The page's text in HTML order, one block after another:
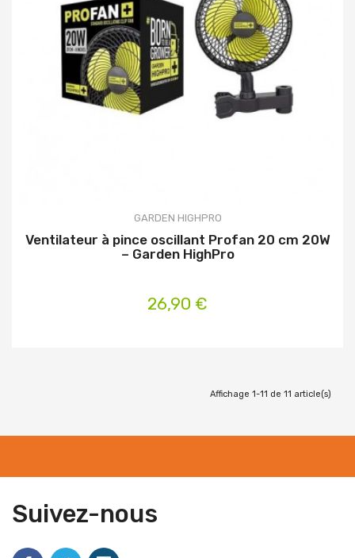
GARDEN HIGHPRO
Ventilateur à pince oscillant Profan 20 cm 20W
– Garden HighPro
26,90 €
Affichage 1-11 de 11 article(s)
Suivez-nous